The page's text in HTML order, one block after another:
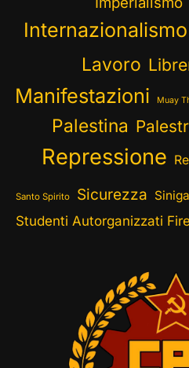
Internazionalismo
Lavoro
Manifestazioni Muay
Palestina
Repressione
Santo Spirito Sicurezza
Studenti Autorganizzati